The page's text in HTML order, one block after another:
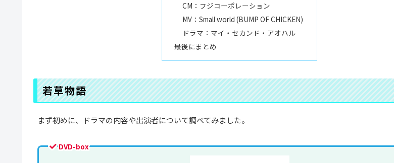
CM：フジコーポレーション
MV：Small world (BUMP OF CHICKEN)
ドラマ：マイ・セカンド・アオハル
最後にまとめ
若草物語
まず初めに、ドラマの内容や出演者について調べてみました。
DVD-box